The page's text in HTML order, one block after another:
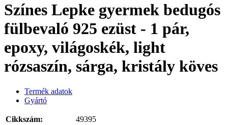
Színes Lepke gyermek bedugós
fülbevaló 925 ezüst - 1 pár,
epoxy, világoskék, light
rózsaszín, sárga, kristály köves
Termék adatok
Gyártó
Cikkszám:
49395